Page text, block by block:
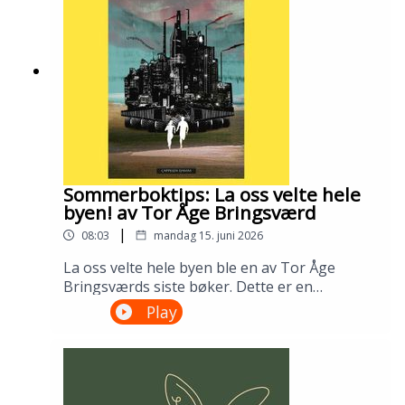
Gustafsson og Ingris Bie
HelgesenProduksjon: Åsmund Ådnøy.Alt om
Sølvberget: https://www.sølvberget.no
Sommerboktips: La oss velte hele
byen! av Tor Åge Bringsværd
08:03 | mandag 15. juni 2026
La oss velte hele byen ble en av Tor Åge
Bringsværds siste bøker. Dette er en
dystopisk ungdomsroman fra en ødelagt og
urettferdig verden. Men den er slett ikke uten
håp. Lån den på biblioteket ditt!---Innspilt på
Ellen Vinje og Åsmund Ådnøy.Produksjon:
Åsmund Ådnøy.Alt om Sølvberget:
Play